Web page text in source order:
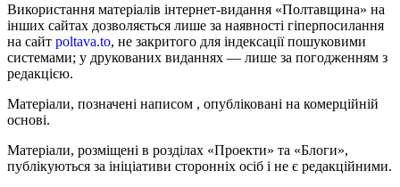
Використання матеріалів інтернет-видання «Полтавщина» на
інших сайтах дозволяється лише за наявності гіперпосилання
на сайт poltava.to, не закритого для індексації пошуковими
системами; у друкованих виданнях — лише за погодженням з
редакцією.
Матеріали, позначені написом , опубліковані на комерційній
основі.
Матеріали, розміщені в розділах «Проекти» та «Блоги»,
публікуються за ініціативи сторонніх осіб і не є редакційними.